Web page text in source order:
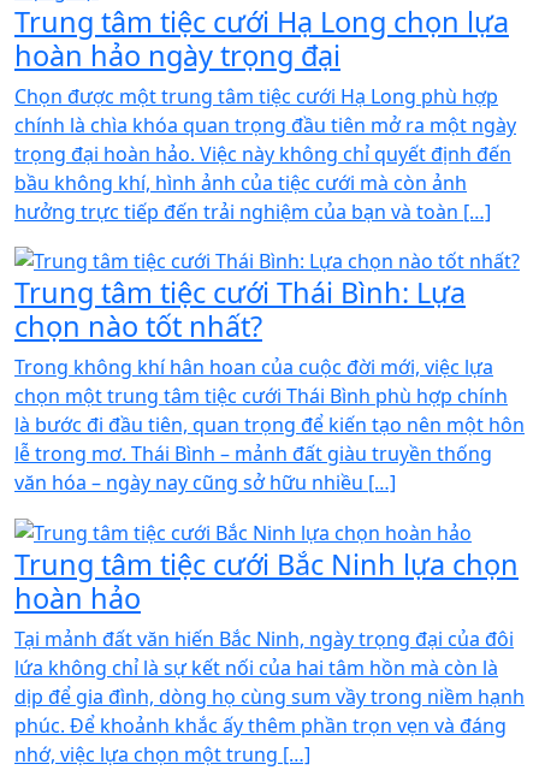
Trung tâm tiệc cưới Hạ Long chọn lựa
hoàn hảo ngày trọng đại
Chọn được một trung tâm tiệc cưới Hạ Long phù hợp
chính là chìa khóa quan trọng đầu tiên mở ra một ngày
trọng đại hoàn hảo. Việc này không chỉ quyết định đến
bầu không khí, hình ảnh của tiệc cưới mà còn ảnh
hưởng trực tiếp đến trải nghiệm của bạn và toàn […]
Trung tâm tiệc cưới Thái Bình: Lựa
chọn nào tốt nhất?
Trong không khí hân hoan của cuộc đời mới, việc lựa
chọn một trung tâm tiệc cưới Thái Bình phù hợp chính
là bước đi đầu tiên, quan trọng để kiến tạo nên một hôn
lễ trong mơ. Thái Bình – mảnh đất giàu truyền thống
văn hóa – ngày nay cũng sở hữu nhiều […]
Trung tâm tiệc cưới Bắc Ninh lựa chọn
hoàn hảo
Tại mảnh đất văn hiến Bắc Ninh, ngày trọng đại của đôi
lứa không chỉ là sự kết nối của hai tâm hồn mà còn là
dịp để gia đình, dòng họ cùng sum vầy trong niềm hạnh
phúc. Để khoảnh khắc ấy thêm phần trọn vẹn và đáng
nhớ, việc lựa chọn một trung […]